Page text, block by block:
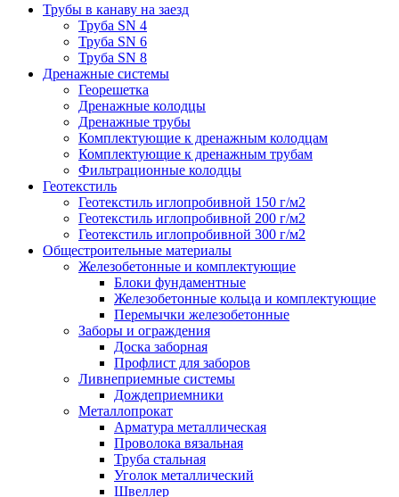
Трубы в канаву на заезд
Труба SN 4
Труба SN 6
Труба SN 8
Дренажные системы
Георешетка
Дренажные колодцы
Дренажные трубы
Комплектующие к дренажным колодцам
Комплектующие к дренажным трубам
Фильтрационные колодцы
Геотекстиль
Геотекстиль иглопробивной 150 г/м2
Геотекстиль иглопробивной 200 г/м2
Геотекстиль иглопробивной 300 г/м2
Общестроительные материалы
Железобетонные и комплектующие
Блоки фундаментные
Железобетонные кольца и комплектующие
Перемычки железобетонные
Заборы и ограждения
Доска заборная
Профлист для заборов
Ливнеприемные системы
Дождеприемники
Металлопрокат
Арматура металлическая
Проволока вязальная
Труба стальная
Уголок металлический
Швеллер